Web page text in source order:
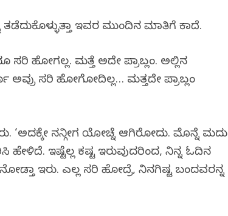
ಇವರ ಮುಂದಿನ ಮಾತಿಗೆ ಕಾದೆ.
ಹೋಗಲ್ಲ. ಮತ್ತೆ ಅದೇ ಪ್ರಾಬ್ಲಂ. ಅಲ್ಲಿನ
ಅವ್ರು ಸರಿ ಹೋಗೋದಿಲ್ಲ… ಮತ್ತದೇ ಪ್ರಾಬ್ಲಂ
ನನ್ಗೀಗ ಯೋಚ್ನೆ ಆಗಿರೋದು. ಮೊನ್ನೆ ಮದುವೆ
ಇಷ್ಟೆಲ್ಲ ಕಷ್ಟ ಇರುವುದರಿಂದ, ನಿನ್ನ ಓದಿನ
ಇರು. ಎಲ್ಲ ಸರಿ ಹೋದ್ರೆ, ನಿನಗಿಷ್ಟ ಬಂದವರನ್ನ